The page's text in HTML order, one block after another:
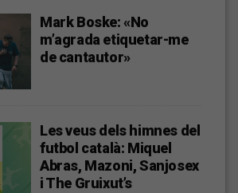
Mark Boske: «No
m’agrada etiquetar-me
de cantautor»
Les veus dels himnes del
futbol català: Miquel
Abras, Mazoni, Sanjosex
i The Gruixut’s